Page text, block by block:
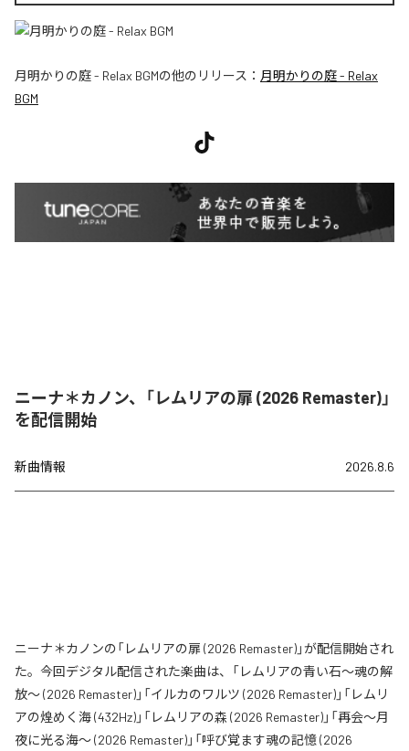
月明かりの庭 - Relax BGMの他のリリース： 月明かりの庭 - Relax
BGM
ニーナ＊カノン、「レムリアの扉 (2026 Remaster)」
を配信開始
新曲情報 2026.8.6
ニーナ＊カノンの「レムリアの扉 (2026 Remaster)」が配信開始され
た。今回デジタル配信された楽曲は、「レムリアの青い石〜魂の解
放〜 (2026 Remaster)」「イルカのワルツ (2026 Remaster)」「レムリ
アの煌めく海 (432Hz)」「レムリアの森 (2026 Remaster)」「再会〜月
夜に光る海〜 (2026 Remaster)」「呼び覚ます魂の記憶 (2026